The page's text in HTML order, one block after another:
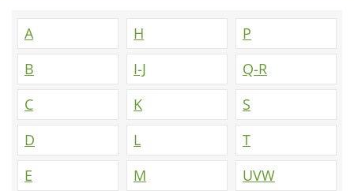
A
B
C
D
E
H
I-J
K
L
M
P
Q-R
S
T
UVW